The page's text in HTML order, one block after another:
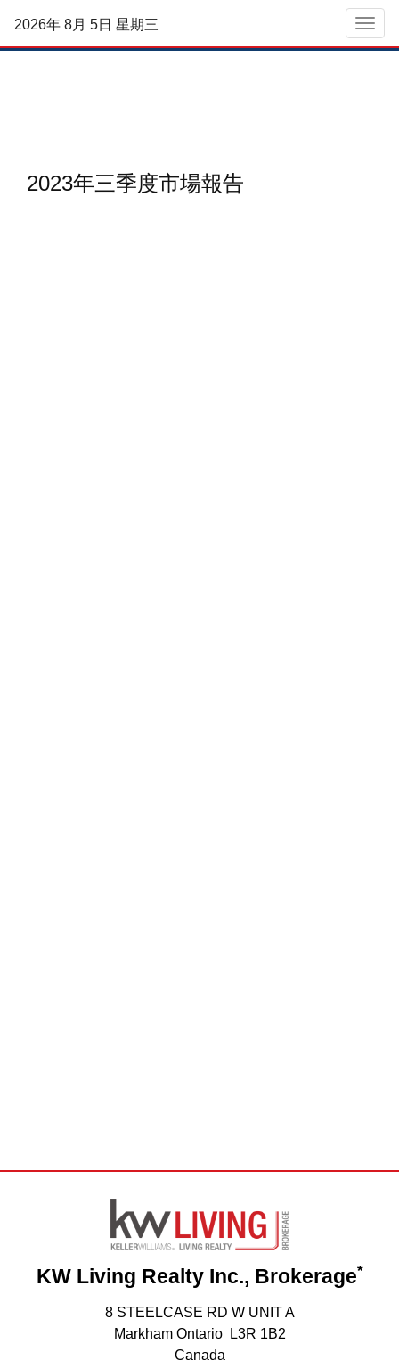
菜單
2026年 8月 5日 星期三
2023年三季度市場報告
KW Living Realty Inc., Brokerage*
8 STEELCASE RD W UNIT A
Markham Ontario L3R 1B2
Canada